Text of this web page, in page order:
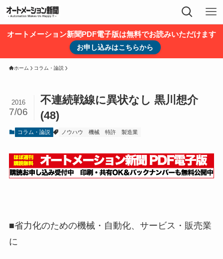
オートメーション新聞PDF電子版は無料でお読みいただけます
お申し込みはこちらから
ホーム コラム・論説
不連続戦線に異状なし 黒川想介
(48)
2016
7/06
コラム・論説 ノウハウ 機械 特許 製造業
■省力化のための機械・自動化、サービス・販売業
に